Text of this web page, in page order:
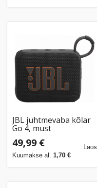
JBL juhtmevaba kõlar
Go 4, must
49,99 €
Kuumakse al. 1,70 €
Laos